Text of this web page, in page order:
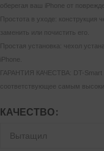
оберегая ваш iPhone от
Простота в уходе: конструкция
заменить или почистить его.
Простая установка: чехол
iPhone.
ГАРАНТИЯ КАЧЕСТВА: DT-Smart
соответствующее самым
КАЧЕСТВО